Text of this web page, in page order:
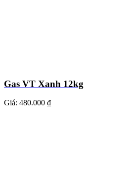
Gas VT Xanh 12kg
Giá: 480.000 ₫